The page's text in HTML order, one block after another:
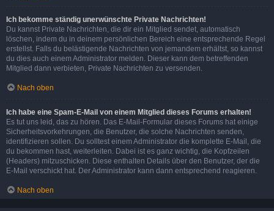
Ich bekomme ständig unerwünschte Private Nachrichten!
Du kannst Private Nachrichten, die dir ein Mitglied sendet, automatisch
löschen, indem du in deinem persönlichen Bereich eine entsprechende Regel
erstellst. Falls du belästigende Nachrichten von jemandem erhältst, so kannst
du dies auch einem Administrator melden. Dieser kann dem betreffenden
Mitglied dann verbieten, Private Nachrichten zu versenden.
Nach oben
Ich habe eine Spam-E-Mail von einem Mitglied dieses Forums erhalten!
Es tut uns leid, das zu hören. Das E-Mail-Formular dieses Forums hat einige
Sicherheitsvorkehrungen, die Benutzer, die solche Nachrichten senden,
identifizieren sollen. Du solltest einem Administrator die komplette E-Mail, die
du bekommen hast, weiterleiten. Dabei ist es ganz wichtig, die Kopfzeilen
(Headers) mitzuschicken. Diese enthalten Details über den Benutzer, der die
E-Mail verschickt hat. Der Administrator kann dann entsprechend reagieren.
Nach oben